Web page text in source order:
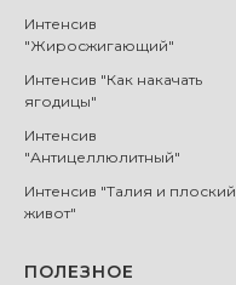
Интенсив
"Жиросжигающий"
Интенсив "Как накачать
ягодицы"
Интенсив
"Антицеллюлитный"
Интенсив "Талия и плоский
живот"
ПОЛЕЗНОЕ